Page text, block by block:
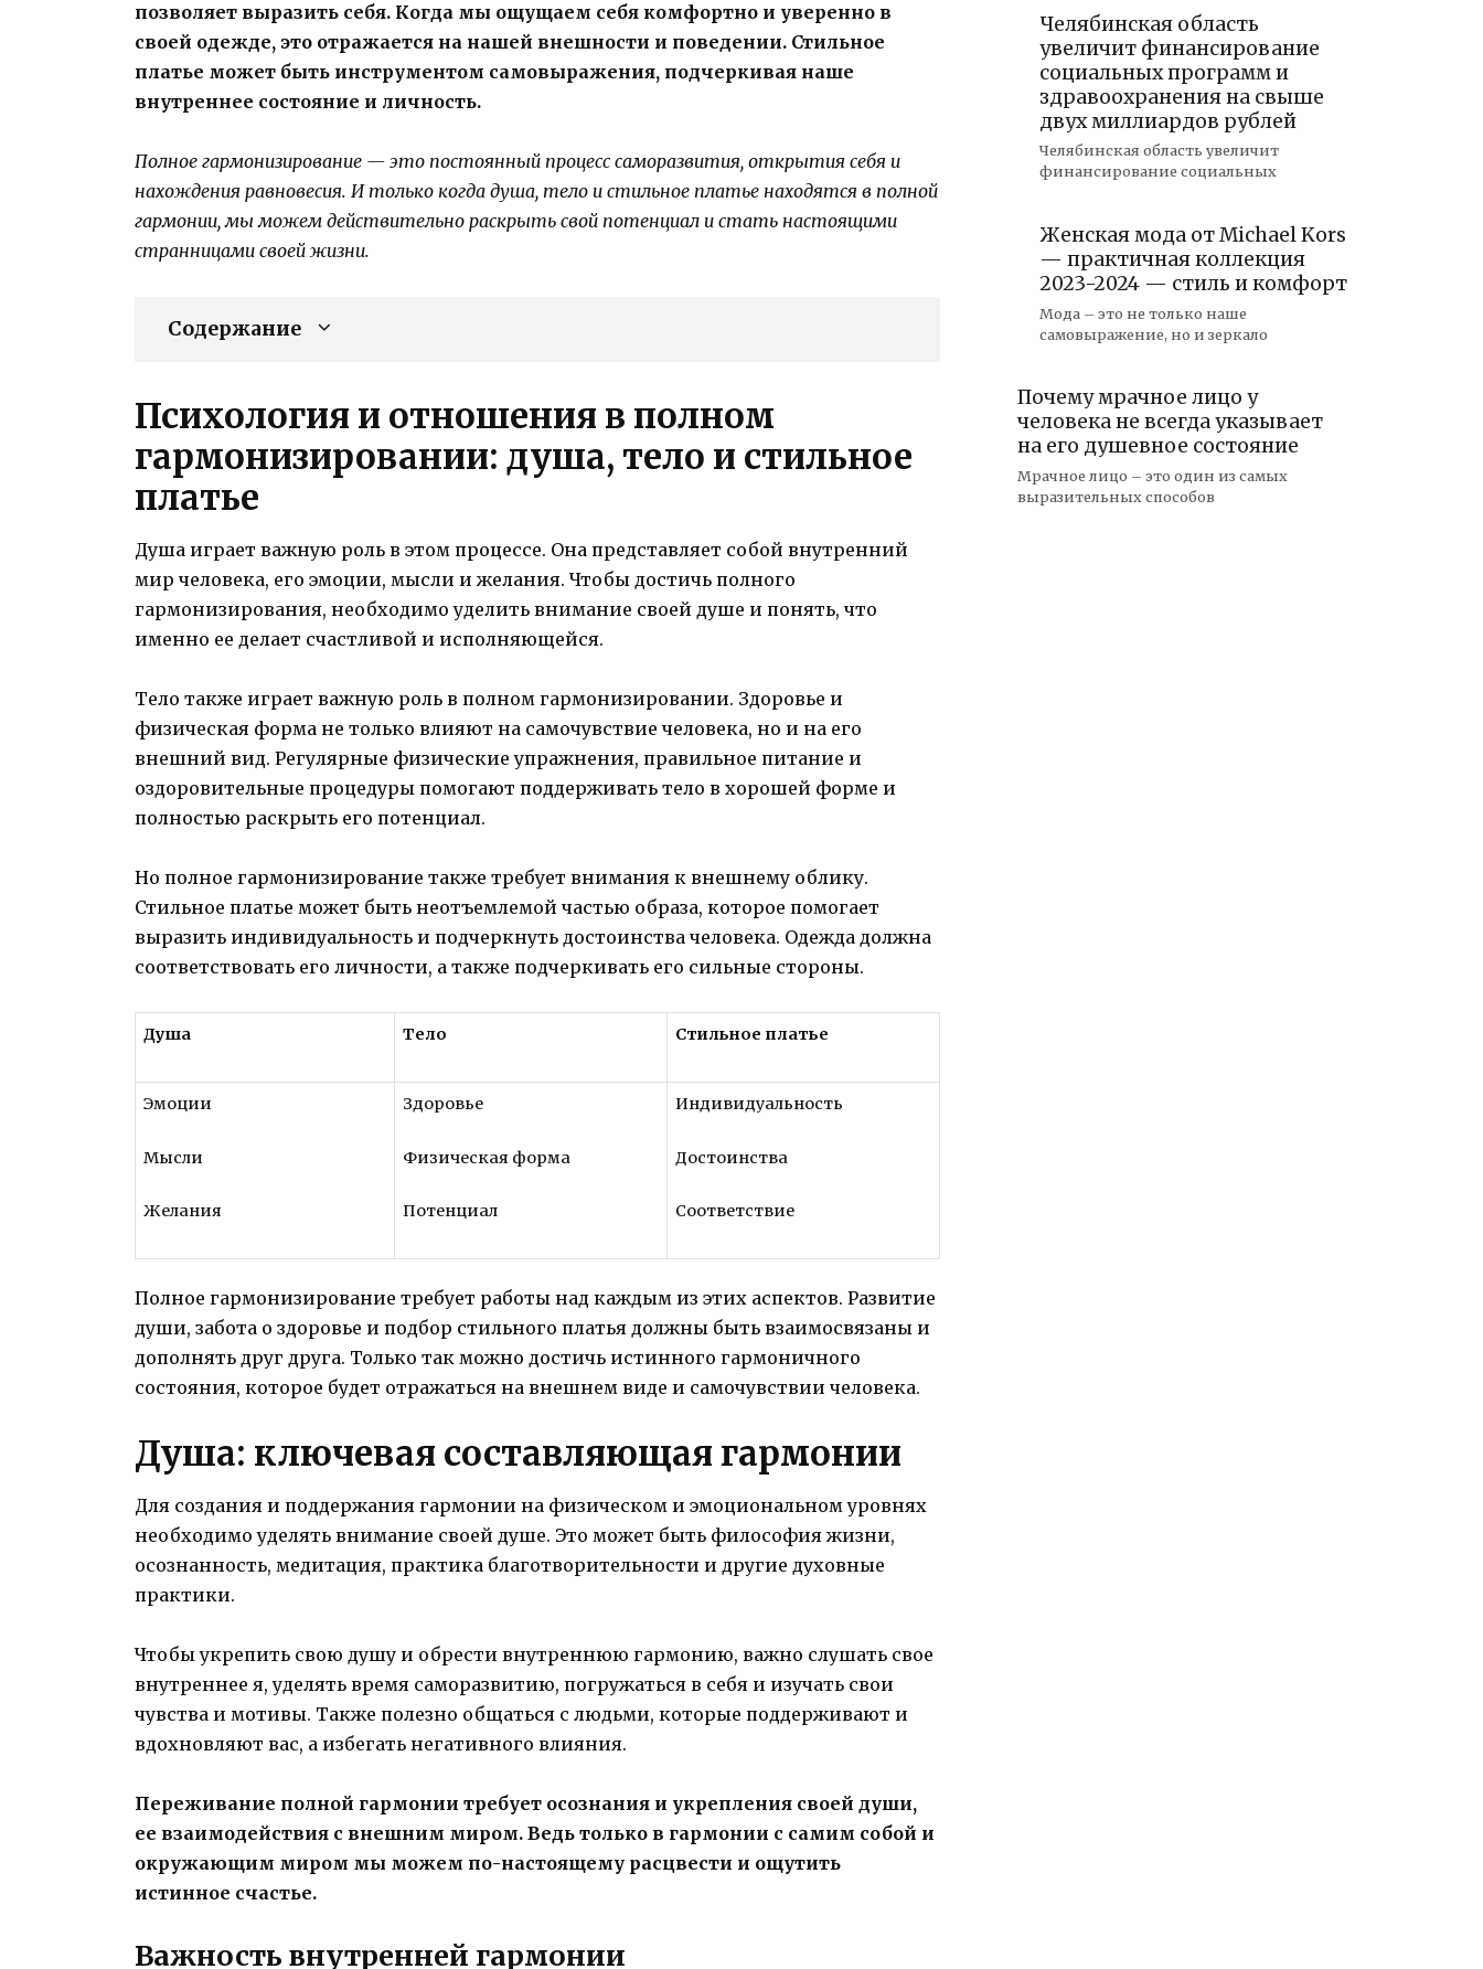
позволяет выразить себя. Когда мы ощущаем себя комфортно и уверенно в
своей одежде, это отражается на нашей внешности и поведении. Стильное
платье может быть инструментом самовыражения, подчеркивая наше
внутреннее состояние и личность.
Полное гармонизирование — это постоянный процесс саморазвития, открытия себя и
нахождения равновесия. И только когда душа, тело и стильное платье находятся в полной
гармонии, мы можем действительно раскрыть свой потенциал и стать настоящими
странницами своей жизни.
Содержание
Психология и отношения в полном
гармонизировании: душа, тело и стильное
платье
Душа играет важную роль в этом процессе. Она представляет собой внутренний
мир человека, его эмоции, мысли и желания. Чтобы достичь полного
гармонизирования, необходимо уделить внимание своей душе и понять, что
именно ее делает счастливой и исполняющейся.
Тело также играет важную роль в полном гармонизировании. Здоровье и
физическая форма не только влияют на самочувствие человека, но и на его
внешний вид. Регулярные физические упражнения, правильное питание и
оздоровительные процедуры помогают поддерживать тело в хорошей форме и
полностью раскрыть его потенциал.
Но полное гармонизирование также требует внимания к внешнему облику.
Стильное платье может быть неотъемлемой частью образа, которое помогает
выразить индивидуальность и подчеркнуть достоинства человека. Одежда должна
соответствовать его личности, а также подчеркивать его сильные стороны.
Душа Тело Стильное платье
Эмоции
Мысли
Желания
Здоровье
Физическая форма
Потенциал
Индивидуальность
Достоинства
Соответствие
Полное гармонизирование требует работы над каждым из этих аспектов. Развитие
души, забота о здоровье и подбор стильного платья должны быть взаимосвязаны и
дополнять друг друга. Только так можно достичь истинного гармоничного
состояния, которое будет отражаться на внешнем виде и самочувствии человека.
Душа: ключевая составляющая гармонии
Для создания и поддержания гармонии на физическом и эмоциональном уровнях
необходимо уделять внимание своей душе. Это может быть философия жизни,
осознанность, медитация, практика благотворительности и другие духовные
практики.
Чтобы укрепить свою душу и обрести внутреннюю гармонию, важно слушать свое
внутреннее я, уделять время саморазвитию, погружаться в себя и изучать свои
чувства и мотивы. Также полезно общаться с людьми, которые поддерживают и
вдохновляют вас, а избегать негативного влияния.
Переживание полной гармонии требует осознания и укрепления своей души,
ее взаимодействия с внешним миром. Ведь только в гармонии с самим собой и
окружающим миром мы можем по-настоящему расцвести и ощутить
истинное счастье.
Важность внутренней гармонии
Челябинская область
увеличит финансирование
социальных программ и
здравоохранения на свыше
двух миллиардов рублей
Челябинская область увеличит
финансирование социальных
Женская мода от Michael Kors
— практичная коллекция
2023-2024 — стиль и комфорт
Мода – это не только наше
самовыражение, но и зеркало
Почему мрачное лицо у
человека не всегда указывает
на его душевное состояние
Мрачное лицо – это один из самых
выразительных способов